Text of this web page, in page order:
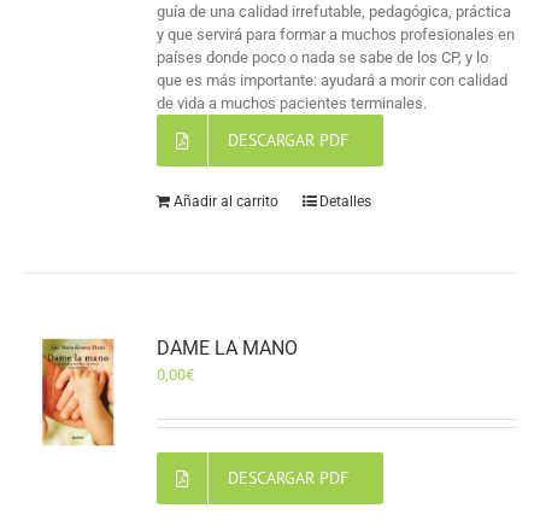
guía de una calidad irrefutable, pedagógica, práctica
y que servirá para formar a muchos profesionales en
países donde poco o nada se sabe de los CP, y lo
que es más importante: ayudará a morir con calidad
de vida a muchos pacientes terminales.
DESCARGAR PDF
Añadir al carrito Detalles
DAME LA MANO
0,00€
DESCARGAR PDF